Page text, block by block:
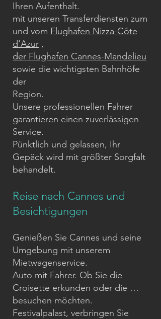
Ihren Aufenthalt.
mit unseren Transferdiensten zum
und vom Flughafen Nizza-Côte
d'Azur ,
der Flughafen Cannes-Mandelieu
sowie die wichtigsten Bahnhöfe
der
Region.
Unsere professionellen Fahrer
garantieren einen zuverlässigen
Service.
Pünktlich und gelassen, Ihr
Gepäck wird mit größter Sorgfalt
behandelt.
Reise nach Cannes und
Besichtigungen
Genießen Sie Cannes und seine
Umgebung mit unserem
Mietwagenservice.
Auto mit Fahrer. Ob Sie die
Croisette erkunden oder die …
besuchen möchten.
Festivalpalast, verbringen Sie